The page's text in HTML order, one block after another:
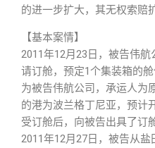
的进一步扩大，其无权索赔
【基本案情】
2011年12月23日，被告伟
请订舱，预定1个集装箱的
为被告伟航公司，承运人为
的港为波兰格丁尼亚，预计
受订舱后，向被告出具了订
2011年12月27日，被告从